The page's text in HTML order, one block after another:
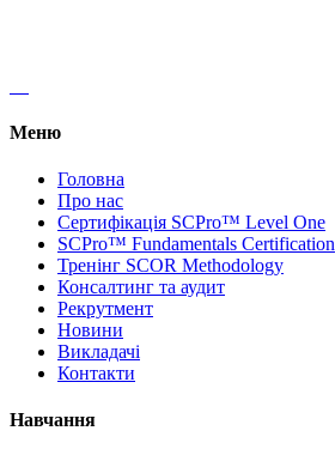
Меню
Головна
Про нас
Сертифікація SCPro™ Level One
SCPro™ Fundamentals Certification
Тренінг SCOR Methodology
Консалтинг та аудит
Рекрутмент
Новини
Викладачі
Контакти
Навчання